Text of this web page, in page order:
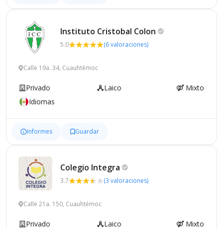
Instituto Cristobal Colon
5.0 (6 valoraciones)
Calle 19a. 34, Cuauhtémoc
Privado Laico
Mixto
Idiomas
Informes Guardar
Colegio Integra
3.7 (3 valoraciones)
Calle 21a. 150, Cuauhtémoc
Privado Laico
Mixto